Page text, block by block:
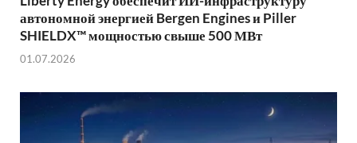
автономной энергией Bergen Engines и Piller
SHIELDX™ мощностью свыше 500 МВт
01.07.2026